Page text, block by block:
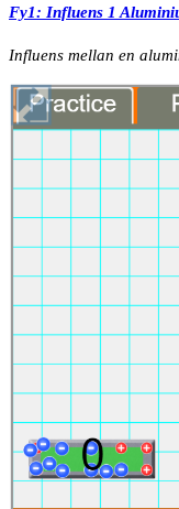
Fy1: Influens 1
Influens mellan en